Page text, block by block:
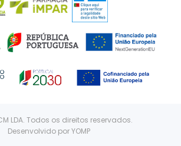
LDA. Todos os direitos reservados.
Desenvolvido porYOMP